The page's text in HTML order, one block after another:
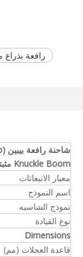
رافعة بذراع مفصلية 16 طنًا على
Knuckle Boom مثبتة على شاحنة بضائع بيبين
معيار الانبعاثات
اسم النموذج
نموذج الشاسيه
نوع القيادة
Dimensions
قاعدة العجلات (مم)